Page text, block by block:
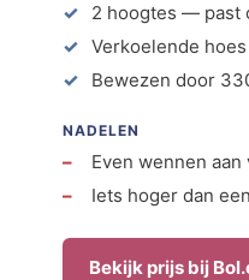
2 hoogtes — past
Verkoelende hoes
Bewezen door
NADELEN
Even wennen
Iets hoger dan
Bekijk prijs bij